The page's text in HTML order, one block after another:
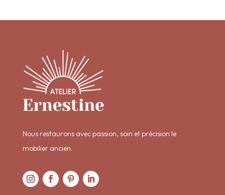
Nous restaurons avec passion, soin et précision le
mobilier ancien.